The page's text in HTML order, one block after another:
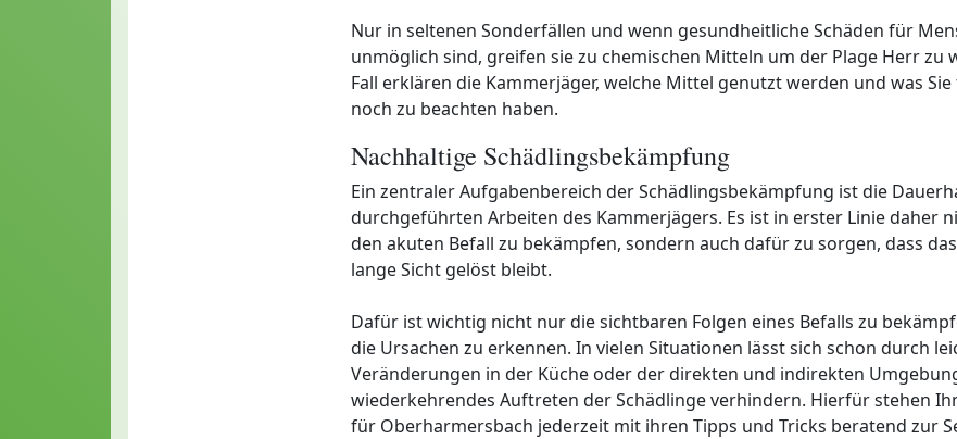
Nur in seltenen Sonderfällen und wenn gesundheitliche Schäden für
unmöglich sind, greifen sie zu chemischen Mitteln um der Plage Herr zu
Fall erklären die Kammerjäger, welche Mittel genutzt werden und was
noch zu beachten haben.
Nachhaltige Schädlingsbekämpfung
Ein zentraler Aufgabenbereich der Schädlingsbekämpfung ist die
durchgeführten Arbeiten des Kammerjägers. Es ist in erster Linie daher
den akuten Befall zu bekämpfen, sondern auch dafür zu sorgen, dass
lange Sicht gelöst bleibt.
Dafür ist wichtig nicht nur die sichtbaren Folgen eines Befalls zu
die Ursachen zu erkennen. In vielen Situationen lässt sich schon durch
Veränderungen in der Küche oder der direkten und indirekten
wiederkehrendes Auftreten der Schädlinge verhindern. Hierfür stehen
für Oberharmersbach jederzeit mit ihren Tipps und Tricks beratend zur